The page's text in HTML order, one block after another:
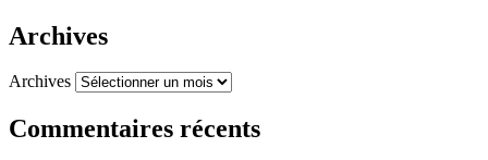
Archives
Archives
Commentaires récents